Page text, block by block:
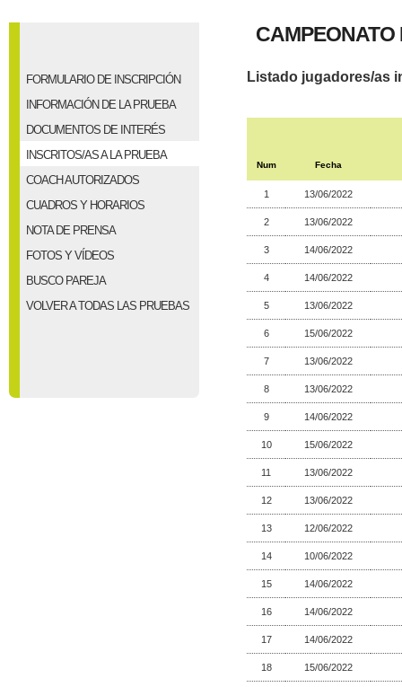
FORMULARIO DE INSCRIPCIÓN
INFORMACIÓN DE LA PRUEBA
DOCUMENTOS DE INTERÉS
INSCRITOS/AS A LA PRUEBA
COACH AUTORIZADOS
CUADROS Y HORARIOS
NOTA DE PRENSA
FOTOS Y VÍDEOS
BUSCO PAREJA
VOLVER A TODAS LAS PRUEBAS
CAMPEONATO
Listado jugadores/as
Num Fecha
1 13/06/2022
2 13/06/2022
3 14/06/2022
4 14/06/2022
5 13/06/2022
6 15/06/2022
7 13/06/2022
8 13/06/2022
9 14/06/2022
10 15/06/2022
11 13/06/2022
12 13/06/2022
13 12/06/2022
14 10/06/2022
15 14/06/2022
16 14/06/2022
17 14/06/2022
18 15/06/2022